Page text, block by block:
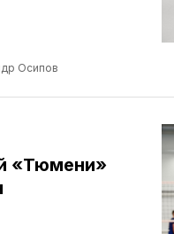
Осипов
«Тюмени»